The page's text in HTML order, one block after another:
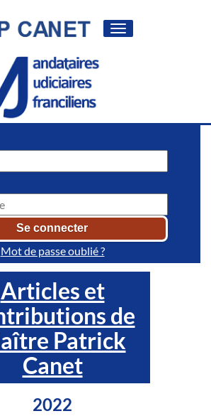
Toggle
Mot de passe oublié ?
Articles et
de
Patrick
Canet
2022